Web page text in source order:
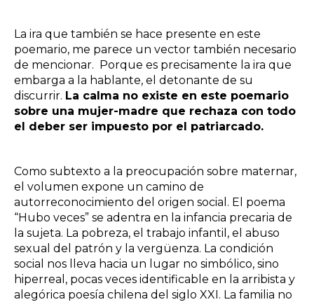
La ira que también se hace presente en este
poemario, me parece un vector también necesario
de mencionar. Porque es precisamente la ira que
embarga a la hablante, el detonante de su
discurrir. La calma no existe en este poemario
sobre una mujer-madre que rechaza con todo
el deber ser impuesto por el patriarcado.
Como subtexto a la preocupación sobre maternar,
el volumen expone un camino de
autorreconocimiento del origen social. El poema
“Hubo veces” se adentra en la infancia precaria de
la sujeta. La pobreza, el trabajo infantil, el abuso
sexual del patrón y la vergüenza. La condición
social nos lleva hacia un lugar no simbólico, sino
hiperreal, pocas veces identificable en la arribista y
alegórica poesía chilena del siglo XXI. La familia no